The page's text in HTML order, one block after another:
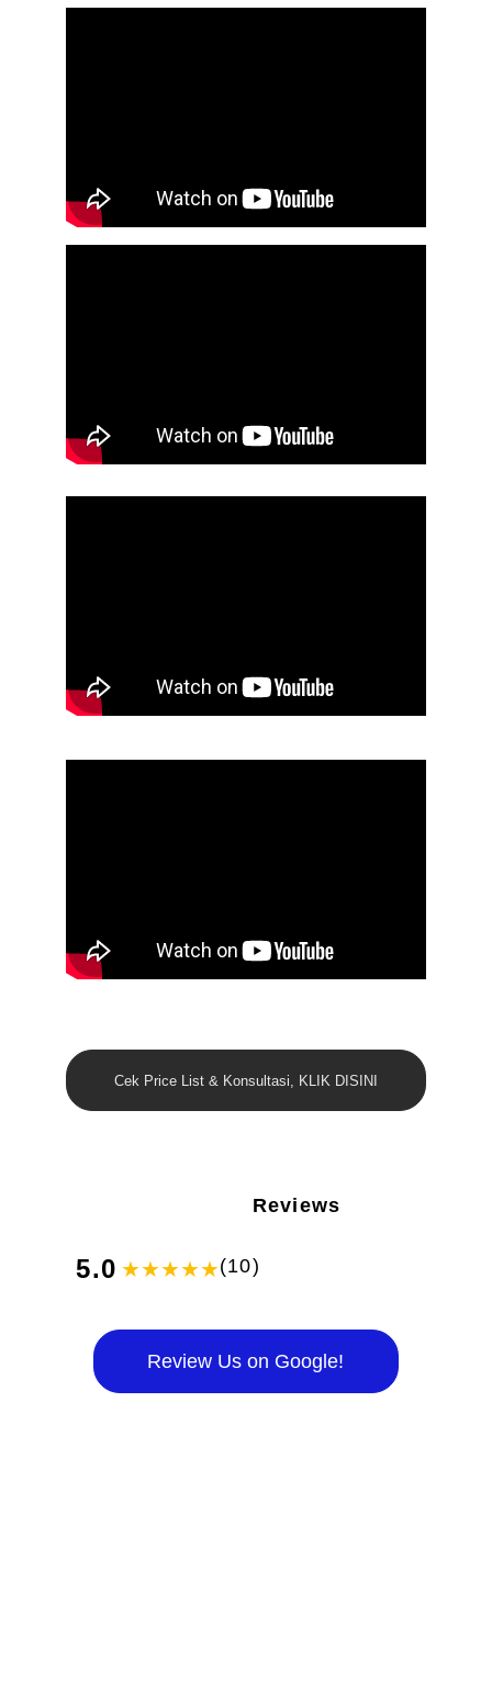
Cek Price List & Konsultasi, KLIK DISINI
★★★★★
Review Us on Google!
Reviews
5.0 (10)